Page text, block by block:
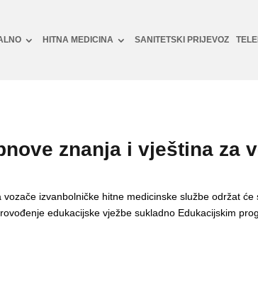
HITNA MEDICINA SANITETSKI PRIJEVOZ
znanja i vještina za
izvanbolničke hitne medicinske službe održat
edukacijske vježbe sukladno Edukacijskim